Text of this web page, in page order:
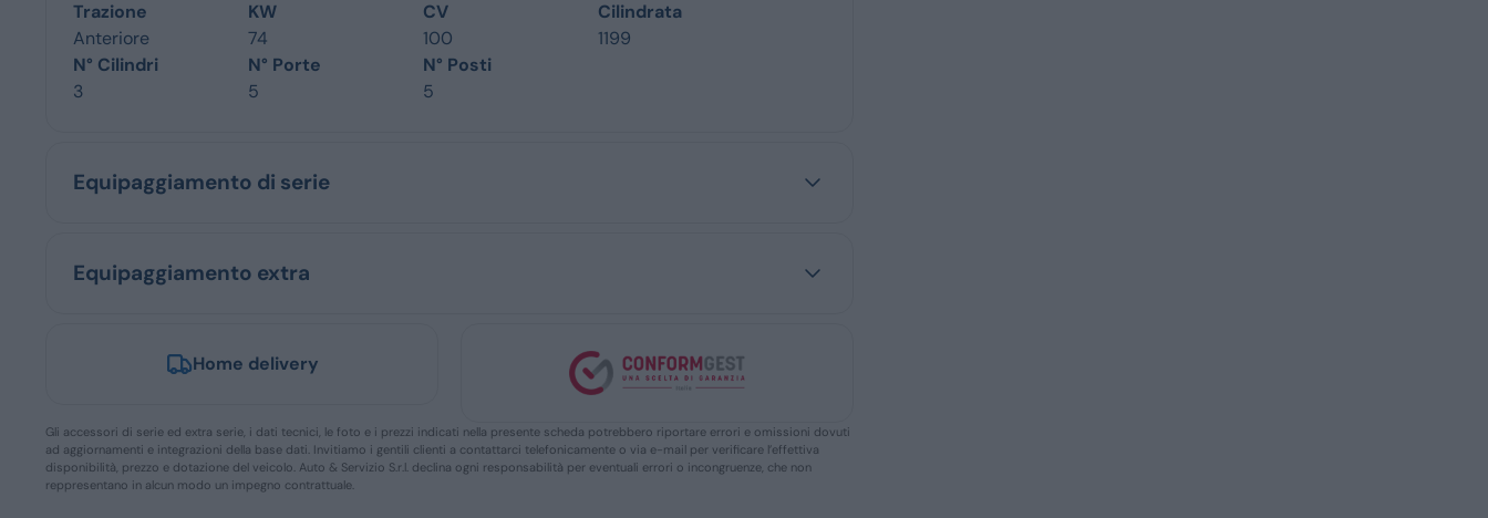
Trazione
Anteriore
KW
74
CV
100
Cilindrata
1199
N° Cilindri
3
N° Porte
5
N° Posti
5
Equipaggiamento di serie
Equipaggiamento extra
Home delivery
Gli accessori di serie ed extra serie, i dati tecnici, le foto e i prezzi indicati nella presente scheda potrebbero riportare errori e omissioni dovuti
ad aggiornamenti e integrazioni della base dati. Invitiamo i gentili clienti a contattarci telefonicamente o via e-mail per verificare l’effettiva
disponibilità, prezzo e dotazione del veicolo. Auto & Servizio S.r.l. declina ogni responsabilità per eventuali errori o incongruenze, che non
reppresentano in alcun modo un impegno contrattuale.